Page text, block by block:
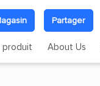
Partager
produit About Us